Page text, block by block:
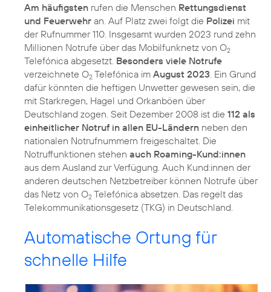
Am häufigsten rufen die Menschen Rettungsdienst
und Feuerwehr an. Auf Platz zwei folgt die Polizei mit
der Rufnummer 110. Insgesamt wurden 2023 rund zehn
Millionen Notrufe über das Mobilfunknetz von O2
Telefónica abgesetzt. Besonders viele Notrufe
verzeichnete O2 Telefónica im August 2023 . Ein Grund
dafür könnten die heftigen Unwetter gewesen sein, die
mit Starkregen, Hagel und Orkanböen über
Deutschland zogen. Seit Dezember 2008 ist die 112 als
einheitlicher Notruf in allen EU-Ländern neben den
nationalen Notrufnummern freigeschaltet. Die
Notruffunktionen stehen auch Roaming-Kund:innen
aus dem Ausland zur Verfügung. Auch Kund:innen der
anderen deutschen Netzbetreiber können Notrufe über
das Netz von O2 Telefónica absetzen. Das regelt das
Telekommunikationsgesetz (TKG) in Deutschland.
Automatische Ortung für
schnelle Hilfe